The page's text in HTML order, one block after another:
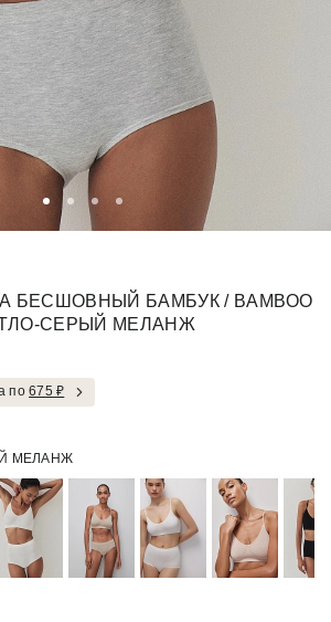
БЕСШОВНЫЙ БАМБУК / BAMBOO
СЕРЫЙ МЕЛАНЖ
по675 ₽
МЕЛАНЖ